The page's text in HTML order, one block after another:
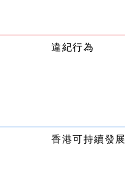
違紀行為
香港可持續發展